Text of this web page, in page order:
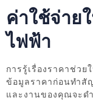
ค่าใช้จ่าย
ไฟฟ้า
การรู้เรื่องราคาช่ว
ข้อมูลราคาก่อนทำสั
และงานของคุณจะด